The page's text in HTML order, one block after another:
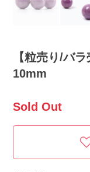
【粒売り/バ
10mm
Sold Out